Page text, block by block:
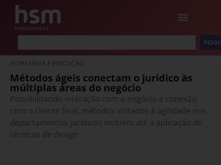
ESTRATÉGIA E EXECUÇÃO
Métodos ágeis conectam o jurídico às
múltiplas áreas do negócio
Possibilitando interação com o negócio e conexão
com o cliente final, métodos voltados à agilidade nos
departamentos jurídicos incluem até a aplicação de
técnicas de design